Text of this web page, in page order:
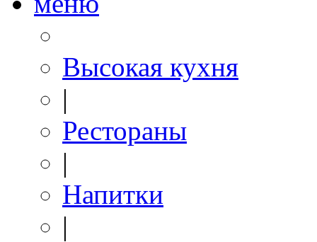
Высокая кухня
|
Рестораны
|
Напитки
|